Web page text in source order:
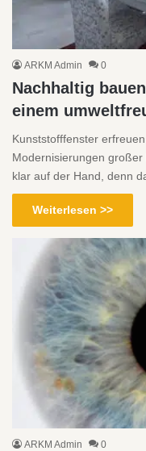
ARKM Admin 0
Nachhaltig
einem
Kunststofffenster
Modernisierungen
klar auf der Hand, denn
Weiterlesen >>
ARKM Admin 0